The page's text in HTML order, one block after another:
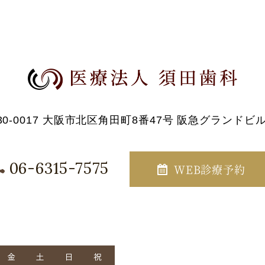
0017 大阪市北区角田町8番47号 阪急グランドビ
06-6315-7575 WEB診療予約